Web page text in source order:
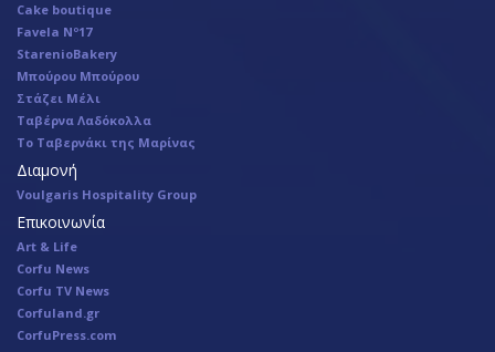
Cake boutique
Favela Nº17
StarenioBakery
Μπούρου Μπούρου
Στάζει Μέλι
Ταβέρνα Λαδόκολλα
Το Ταβερνάκι της Μαρίνας
Διαμονή
Voulgaris Hospitality Group
Επικοινωνία
Art & Life
Corfu News
Corfu TV News
Corfuland.gr
CorfuPress.com